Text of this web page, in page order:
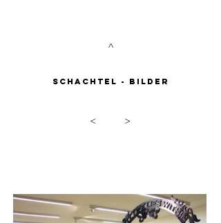
^
Schachtel - Bilder
< >